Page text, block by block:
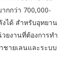
กกว่า 700,000-
ได้ สำหรับอุทยาน
ยงานที่ต้องการทำ
ชายเลนและระบบ